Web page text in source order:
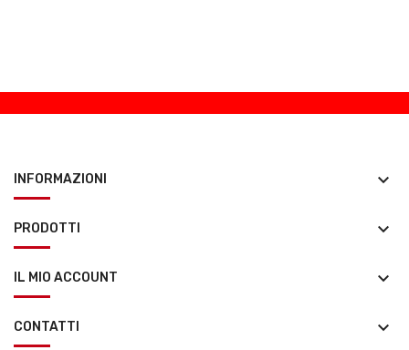
INFORMAZIONI keyboard_arrow_down
PRODOTTI keyboard_arrow_down
IL MIO ACCOUNT keyboard_arrow_down
CONTATTI keyboard_arrow_down